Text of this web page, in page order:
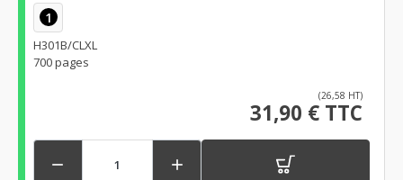
1
H301B/CLXL
700 pages
(26,58 HT)
31,90 € TTC
 